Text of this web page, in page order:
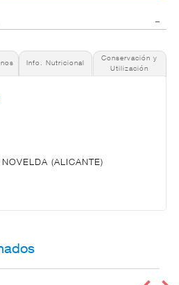
Info. Nutricional
Conservación y
Utilización
(ALICANTE)